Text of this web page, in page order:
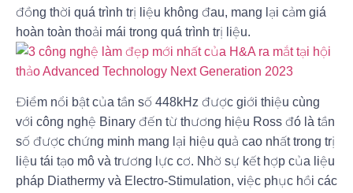
đồng thời quá trình trị liệu không đau, mang lại cảm giá
hoàn toàn thoải mái trong quá trình trị liệu.
Điểm nổi bật của tần số 448kHz được giới thiệu cùng
với công nghệ Binary đến từ thương hiệu Ross đó là tần
số được chứng minh mang lại hiệu quả cao nhất trong trị
liệu tái tạo mô và trương lực cơ. Nhờ sự kết hợp của liệu
pháp Diathermy và Electro-Stimulation, việc phục hồi các